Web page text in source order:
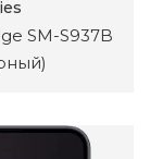
SM-S937B